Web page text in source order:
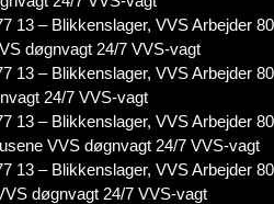
13 – Blikkenslager, VVS Arbejder
døgnvagt 24/7 VVS-vagt
13 – Blikkenslager, VVS Arbejder
24/7 VVS-vagt
13 – Blikkenslager, VVS Arbejder
VVS døgnvagt 24/7 VVS-vagt
13 – Blikkenslager, VVS Arbejder
døgnvagt 24/7 VVS-vagt